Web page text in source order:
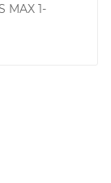
MAX 1-